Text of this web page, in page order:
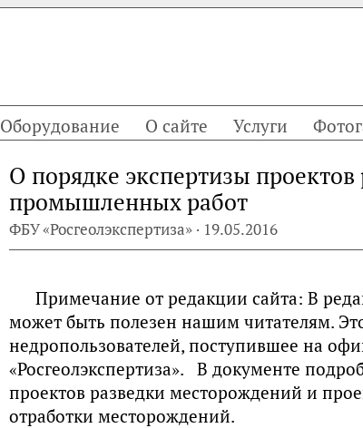
Оборудование О сайте Услуги
О порядке экспертизы
промышленных работ
ФБУ «Росгеолэкспертиза» · 19.05.2016
Примечание от редакции сайта: В
может быть полезен нашим читателям.
недропользователей, поступившее на
«Росгеолэкспертиза». В документе
проектов разведки месторождений и
отработки месторождений.